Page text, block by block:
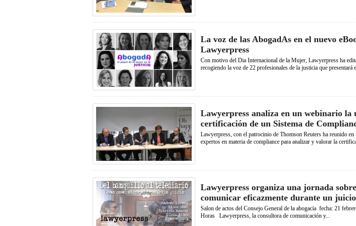
La voz de las AbogadAs en el nuevo
Lawyerpress
Con motivo del Dia Internacional de la Mujer, Lawyerpress ha
recogiendo la voz de 22 profesionales de la justicia que presentará
Lawyerpress analiza en un webinario la
certificación de un Sistema de
Lawyerpress, con el patrocinio de Thomson Reuters ha reunido
expertos en materia de compliance para analizar y valorar la
Lawyerpress organiza una jornada
comunicar eficazmente durante un juicio
Salon de actos del Consejo General de la abogacía fecha: 21
Horas Lawyerpress, la consultora de comunicación y...